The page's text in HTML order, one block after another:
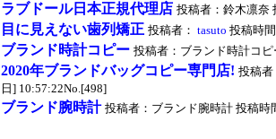
ラブドール日本正規代理店 投稿者：鈴木凛奈
目に見えない歯列矯正 投稿者： tasuto 投稿時
ブランド時計コピー 投稿者：ブランド時計コ
2020年ブランドバッグコピー専門店! 投稿者
日] 10:57:22No.[498]
ブランド腕時計 投稿者：ブランド腕時計 投稿時